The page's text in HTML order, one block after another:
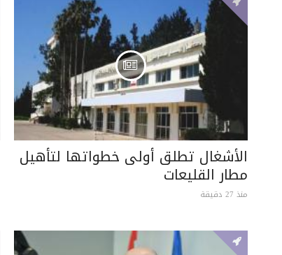
الأشغال تطلق أولى خطواتها لتأهيل
مطار القليعات
منذ 27 دقيقة